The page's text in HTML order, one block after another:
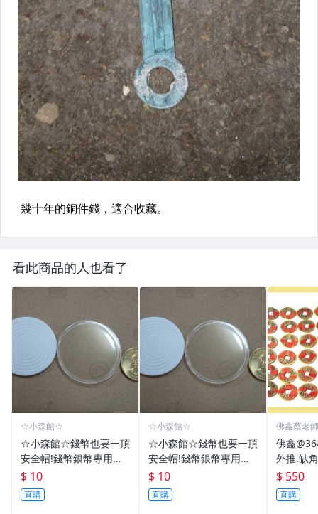
看此商品的人也看了
☆小森館☆
☆小森館☆錢幣也要一頂
安全帽!錢幣銀幣專用透
明壓克力盒收納保護盒.1
枚10元~55
$ 10
直購
☆小森館☆
☆小森館☆錢幣也要一頂
安全帽!錢幣銀幣專用透
明壓克力盒收納保護盒.1
枚10元~11
$ 10
直購
佛鑫蔡老
佛鑫
外推.缺
雙碩士
加持/附
$ 550
直購